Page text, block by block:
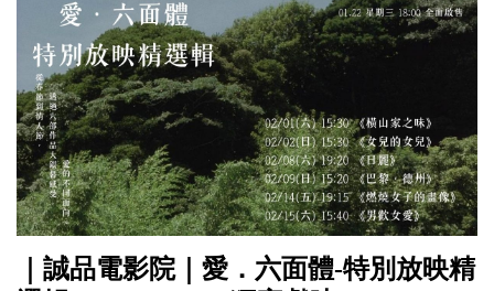
｜誠品電影院｜愛．六面體-特別放映精